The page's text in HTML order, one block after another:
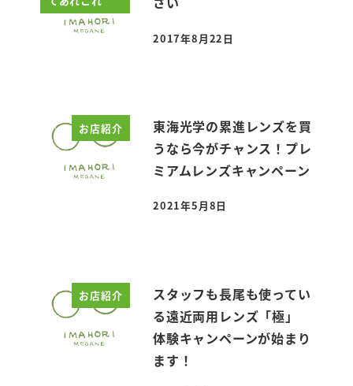
投稿日
2017年8月22日
お店紹介
東海光学の累進レンズを買
うなら今がチャンス！プレ
ミアムレンズキャンペーン
投稿日
2021年5月8日
お店紹介
スタッフも長尾も使ってい
る遠近両用レンズ「極」
体験キャンペーンが始まり
ます！